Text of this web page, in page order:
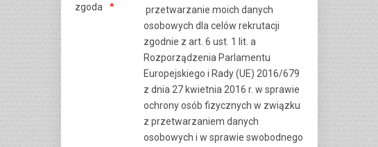
zgoda
przetwarzanie moich danych
osobowych dla celów rekrutacji
zgodnie z art. 6 ust. 1 lit. a
Rozporządzenia Parlamentu
Europejskiego i Rady (UE) 2016/679
z dnia 27 kwietnia 2016 r. w sprawie
ochrony osób fizycznych w związku
z przetwarzaniem danych
osobowych i w sprawie swobodnego